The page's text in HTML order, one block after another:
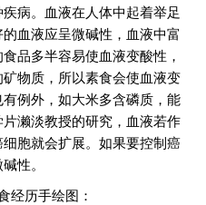
病。血液在人体中起着举足
血液应呈微碱性，血液中富
品多半容易使血液变酸性，
物质，所以素食会使血液变
例外，如大米多含磷质，能
濑淡教授的研究，血液若作
胞就会扩展。如果要控制癌
性。
经历手绘图：